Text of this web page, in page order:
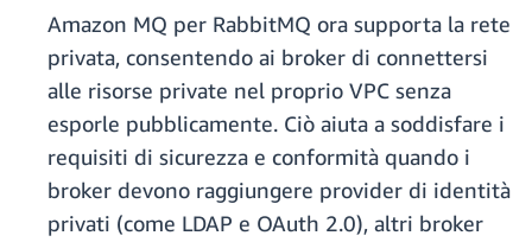
Amazon MQ per RabbitMQ ora supporta la rete
privata, consentendo ai broker di connettersi
alle risorse private nel proprio VPC senza
esporle pubblicamente. Ciò aiuta a soddisfare i
requisiti di sicurezza e conformità quando i
broker devono raggiungere provider di identità
privati (come LDAP e OAuth 2.0), altri broker